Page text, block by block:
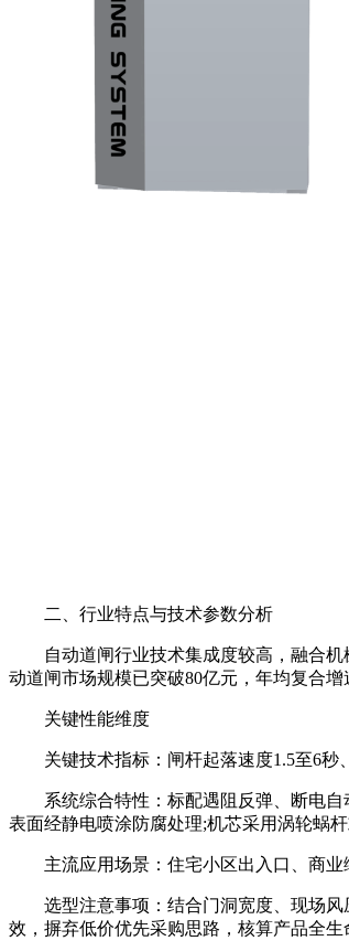
二、行业特点与技术参数分析
自动道闸行业技术集成度较高，融合机
动道闸市场规模已突破80亿元，年均复合
关键性能维度
关键技术指标：闸杆起落速度1.5至6秒、
系统综合特性：标配遇阻反弹、断电自
表面经静电喷涂防腐处理;机芯采用涡轮蜗
主流应用场景：住宅小区出入口、商业
选型注意事项：结合门洞宽度、现场风压
效，摒弃低价优先采购思路，核算产品全